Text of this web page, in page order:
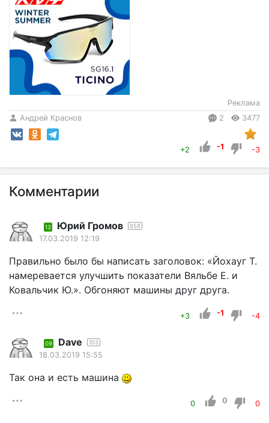
Реклама
Андрей Краснов
2 3477
+2 -1 -3
Комментарии
13 Юрий Громов 658
17.03.2019 12:19
Правильно было бы написать заголовок: «Йохауг Т.
намеревается улучшить показатели Вяльбе Е. и
Ковальчик Ю.». Обгоняют машины друг друга.
+3 -1 -4
09 Dave 103
18.03.2019 15:55
Так она и есть машина
0 0 0